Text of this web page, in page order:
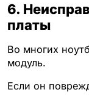
6.
платы
Во многих
модуль.
Если он